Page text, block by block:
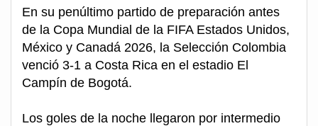
En su penúltimo partido de preparación antes
de la Copa Mundial de la FIFA Estados Unidos,
México y Canadá 2026, la Selección Colombia
venció 3-1 a Costa Rica en el estadio El
Campín de Bogotá.
Los goles de la noche llegaron por intermedio